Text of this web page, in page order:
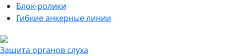
Блок-ролики
Гибкие анкерные линии
Защита органов слуха